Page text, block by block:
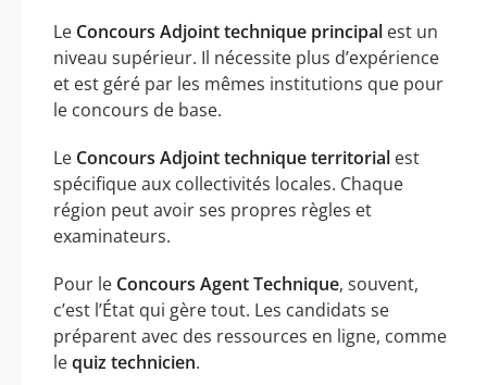
Le Concours Adjoint technique principal est un
niveau supérieur. Il nécessite plus d’expérience
et est géré par les mêmes institutions que pour
le concours de base.
Le Concours Adjoint technique territorial est
spécifique aux collectivités locales. Chaque
région peut avoir ses propres règles et
examinateurs.
Pour le Concours Agent Technique, souvent,
c’est l’État qui gère tout. Les candidats se
préparent avec des ressources en ligne, comme
lequiz technicien.